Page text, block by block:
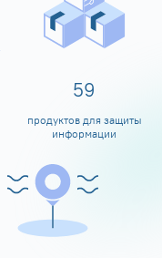
60
продуктов для защиты
информации